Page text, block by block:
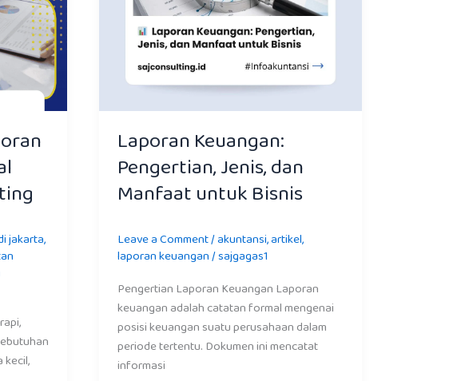
jakarta,
kecil,
Laporan Keuangan:
Pengertian, Jenis, dan
Manfaat untuk Bisnis
Leave a Comment/akuntansi,artikel,
laporan keuangan/sajgagas1
Pengertian Laporan Keuangan Laporan
keuangan adalah catatan formal mengenai
posisi keuangan suatu perusahaan dalam
periode tertentu. Dokumen ini mencatat
informasi